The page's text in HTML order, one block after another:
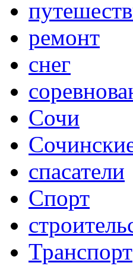
ремонт
снег
Сочи
спасатели
Спорт
Транспорт